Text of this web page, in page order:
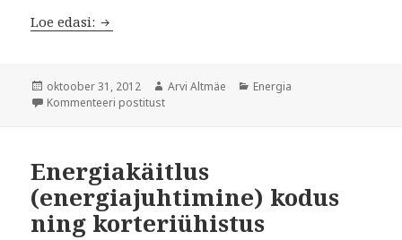
Loe edasi: Energiasäästu kasvatus Soomes
Postitatud
oktoober 31, 2012 Autor
Arvi Altmäe Rubriigid
Energia
Kommenteeri postitustEnergiasäästu kasvatus Soomes
Energiakäitlus
(energiajuhtimine) kodus
ning korteriühistus